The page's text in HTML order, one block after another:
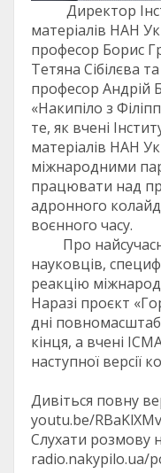
Директор
матеріалів НАН
професор Борис
Тетяна Сібілєва
професор Андрій
«Накипіло з
те, як вчені
матеріалів НАН
міжнародними
працювати над
адронного
воєнного часу.
Про
науковців,
реакцію
Наразі проєкт
дні
кінця, а вчені
наступної версії
Дивіться повну
youtu.be/
Слухати розмову
radio.nakypilo.ua/